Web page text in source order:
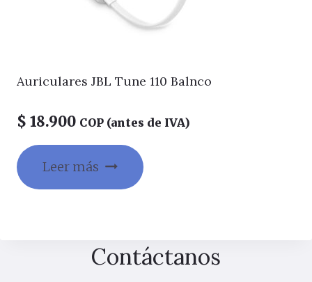
Auriculares JBL Tune 110 Balnco
$ 18.900 COP (antes de IVA)
Leer más
Contáctanos